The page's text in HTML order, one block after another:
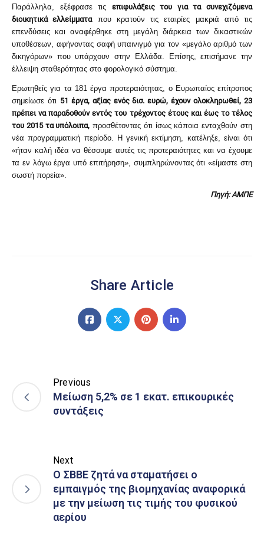
Παράλληλα, εξέφρασε τις επιφυλάξεις του για τα συνεχιζόμενα
διοικητικά ελλείμματαπου κρατούν τις εταιρίες μακριά από τις
επενδύσεις και αναφέρθηκε στη μεγάλη διάρκεια των δικαστικών
υποθέσεων, αφήνοντας σαφή υπαινιγμό για τον «μεγάλο αριθμό των
δικηγόρων» που υπάρχουν στην Ελλάδα. Επίσης, επισήμανε την
έλλειψη σταθερότητας στο φορολογικό σύστημα.
Ερωτηθείς για τα 181 έργα προτεραιότητας, ο Ευρωπαίος επίτροπος
σημείωσε ότι 51 έργα, αξίας ενός δισ. ευρώ, έχουν ολοκληρωθεί, 23
πρέπει να παραδοθούν εντός του τρέχοντος έτους και έως το τέλος
του 2015 τα υπόλοιπα, προσθέτοντας ότι ίσως κάποια ενταχθούν στη
νέα προγραμματική περίοδο. Η γενική εκτίμηση, κατέληξε, είναι ότι
«ήταν καλή ιδέα να θέσουμε αυτές τις προτεραιότητες και να έχουμε
τα εν λόγω έργα υπό επιτήρηση», συμπληρώνοντας ότι «είμαστε στη
σωστή πορεία».
Πηγή: ΑΜΠΕ
Share Article
Previous
Μείωση 5,2% σε 1 εκατ. επικουρικές
συντάξεις
Next
Ο ΣΒΒΕ ζητά να σταματήσει ο
εμπαιγμός της βιομηχανίας αναφορικά
με την μείωση τις τιμής του φυσικού
αερίου